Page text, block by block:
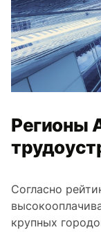
Регионы
Согласно
крупных